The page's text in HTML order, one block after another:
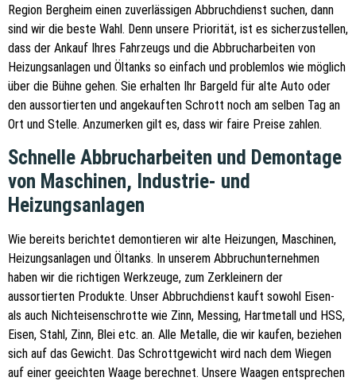
Region Bergheim einen zuverlässigen Abbruchdienst suchen, dann
sind wir die beste Wahl. Denn unsere Priorität, ist es sicherzustellen,
dass der Ankauf Ihres Fahrzeugs und die Abbrucharbeiten von
Heizungsanlagen und Öltanks so einfach und problemlos wie möglich
über die Bühne gehen. Sie erhalten Ihr Bargeld für alte Auto oder
den aussortierten und angekauften Schrott noch am selben Tag an
Ort und Stelle. Anzumerken gilt es, dass wir faire Preise zahlen.
Schnelle Abbrucharbeiten und Demontage
von Maschinen, Industrie- und
Heizungsanlagen
Wie bereits berichtet demontieren wir alte Heizungen, Maschinen,
Heizungsanlagen und Öltanks. In unserem Abbruchunternehmen
haben wir die richtigen Werkzeuge, zum Zerkleinern der
aussortierten Produkte. Unser Abbruchdienst kauft sowohl Eisen-
als auch Nichteisenschrotte wie Zinn, Messing, Hartmetall und HSS,
Eisen, Stahl, Zinn, Blei etc. an. Alle Metalle, die wir kaufen, beziehen
sich auf das Gewicht. Das Schrottgewicht wird nach dem Wiegen
auf einer geeichten Waage berechnet. Unsere Waagen entsprechen